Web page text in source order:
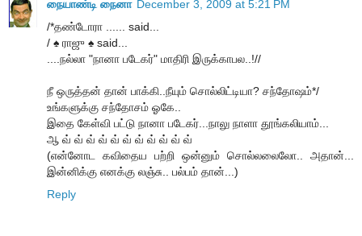
நையாண்டி நைனா December 3, 2009 at 5:21 PM
/*தண்டோரா ...... said...
/ ♠ ராஜு ♠ said...
....நல்லா "நானா படேகர்" மாதிரி இருக்காபல..!//
நீ ஒருத்தன் தான் பாக்கி..நீயும் சொல்லிட்டியா? சந்தோஷம்*/
உங்களுக்கு சந்தோசம் ஓகே..
இதை கேள்வி பட்டு நானா படேகர்...நாலு நாளா தூங்கலியாம்...
ஆ வ் வ் வ் வ் வ் வ் வ் வ் வ் வ் வ்
(என்னோட கவிதைய பற்றி ஒன்னும் சொல்லலைலோ.. அதான்...
இன்னிக்கு எனக்கு லஞ்சு.. பல்பம் தான்...)
Reply